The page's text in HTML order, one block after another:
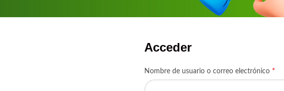
Acceder
Nombre de usuario o correo electrónico *